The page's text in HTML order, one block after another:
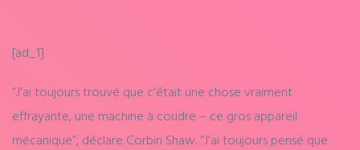
[ad_1]
“J’ai toujours trouvé que c’était une chose vraiment
effrayante, une machine à coudre – ce gros appareil
mécanique”, déclare Corbin Shaw. “J’ai toujours pensé que